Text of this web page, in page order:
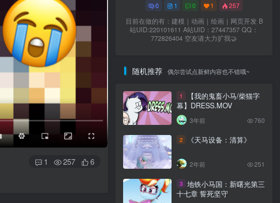
1 257 6
0 1 0 1 257
目前在做的有：建模｜动画｜绘画｜网页开发 B
站UID:220101611 A站UID：27447357 QQ：
772826404 空友请大力扩我🤝
随机推荐 偶尔尝试点新鲜内容也不错哦~
1
【我的鬼畜小马/柴猫字
幕】DRESS.MOV
3年前 760
2 《天马设备：清算》
2年前 251
3 地铁小马国：新曙光第三
十七章 誓死坚守